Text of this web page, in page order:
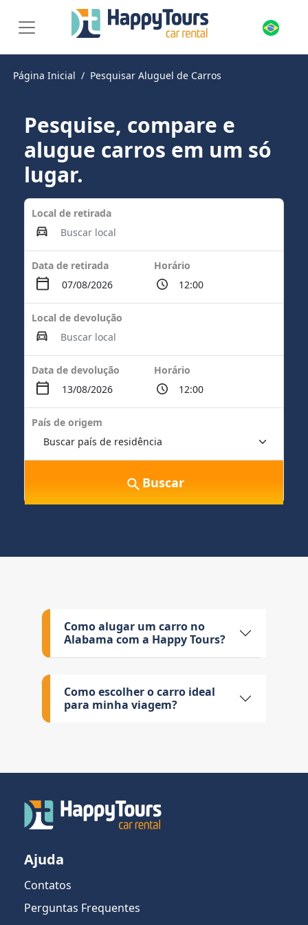
Página Inicial Pesquisar Aluguel de Carros
Pesquise, compare e
alugue carros em um só
lugar.
Local de retirada
Data de retirada Horário
Local de devolução
Data de devolução Horário
País de origem
Buscar
Como alugar um carro no
Alabama com a Happy Tours?
Como escolher o carro ideal
para minha viagem?
Ajuda
Contatos
Perguntas Frequentes